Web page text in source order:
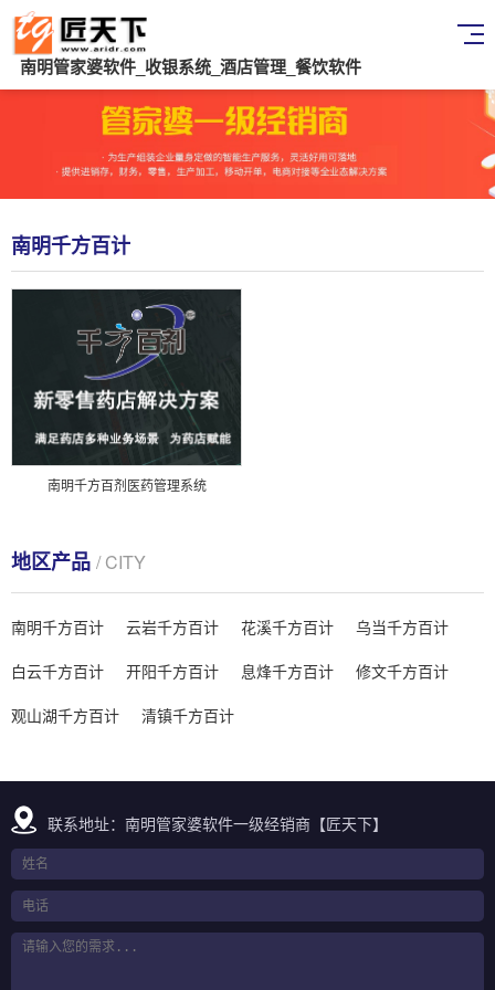
南明管家婆软件_收银系统_酒店管理_餐饮软件
南明千方百计
南明千方百剂医药管理系统
地区产品 / CITY
南明千方百计 云岩千方百计 花溪千方百计
乌当千方百计
白云千方百计
开阳千方百计 息烽千方百计
修文千方百计
观山湖千方百计
清镇千方百计
联系地址：南明管家婆软件一级经销商【匠天下】